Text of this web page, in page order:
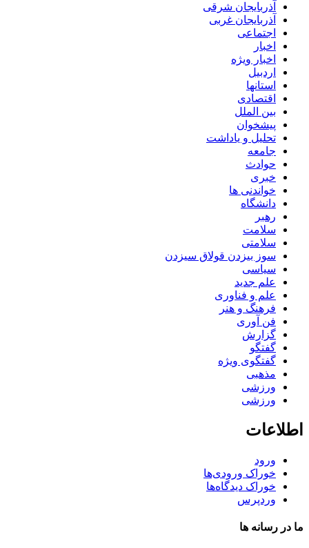
آذربایجان شرقی
آذربایجان غربی
اجتماعی
اخبار
اخبار ویژه
اردبیل
استانها
اقتصادی
بین الملل
پیشخوان
تحلیل و یاداشت
جامعه
حوادث
خبری
خواندنی ها
دانشگاه
رهبر
سلامت
سلامتی
سوز بیزدن قولاق سیزدن
سیاسی
علم جدید
علم و فناوری
فرهنگ و هنر
فن آوری
گزارش
گفتگو
گفتگوی ویژه
مذهبی
ورزشی
ورزشی
اطلاعات
ورود
خوراک ورودی‌ها
خوراک دیدگاه‌ها
وردپرس
ما در رسانه ها